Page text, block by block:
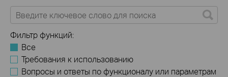
Фильтр функций:
Все
Требования к использованию
Вопросы и ответы по функционалу или параметрам